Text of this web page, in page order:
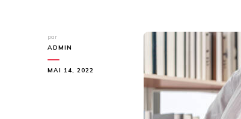
par
ADMIN
MAI 14, 2022